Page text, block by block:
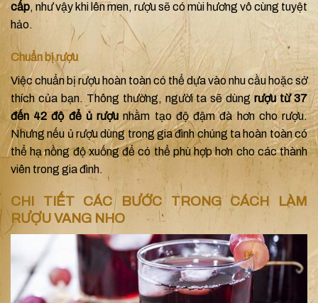
cấp, như vậy khi lên men, rượu sẽ có mùi hương vô cùng tuyệt
hảo.
Chuẩn bị rượu
Việc chuẩn bị rượu hoàn toàn có thể dựa vào nhu cầu hoặc sở
thích của bạn. Thông thường, người ta sẽ dùngrượu từ 37
đến 42 độ để ủ rượu nhằm tạo độ đậm đà hơn cho rượu.
Nhưng nếu ủ rượu dùng trong gia đình chúng ta hoàn toàn có
thể hạ nồng độ xuống để có thể phù hợp hơn cho các thành
viên trong gia đình.
CHI TIẾT CÁC BƯỚC TRONG CÁCH LÀM
RƯỢU VANG NHO